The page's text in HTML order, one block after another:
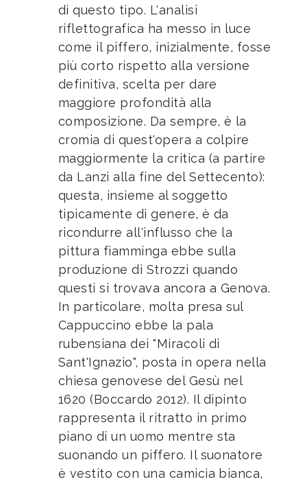
di questo tipo. L'analisi
riflettografica ha messo in luce
come il piffero, inizialmente, fosse
più corto rispetto alla versione
definitiva, scelta per dare
maggiore profondità alla
composizione. Da sempre, è la
cromia di quest'opera a colpire
maggiormente la critica (a partire
da Lanzi alla fine del Settecento):
questa, insieme al soggetto
tipicamente di genere, è da
ricondurre all'influsso che la
pittura fiamminga ebbe sulla
produzione di Strozzi quando
questi si trovava ancora a Genova.
In particolare, molta presa sul
Cappuccino ebbe la pala
rubensiana dei "Miracoli di
Sant'Ignazio", posta in opera nella
chiesa genovese del Gesù nel
1620 (Boccardo 2012). Il dipinto
rappresenta il ritratto in primo
piano di un uomo mentre sta
suonando un piffero. Il suonatore
è vestito con una camicia bianca,